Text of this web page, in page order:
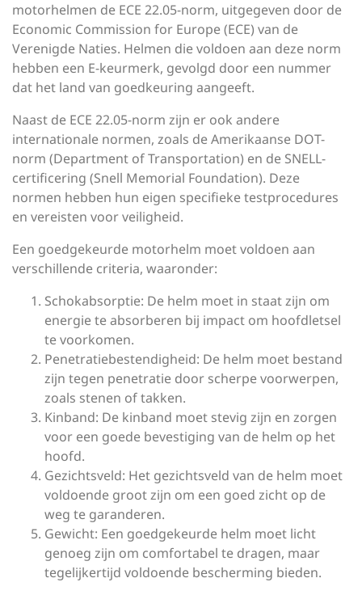
motorhelmen de ECE 22.05-norm, uitgegeven door de
Economic Commission for Europe (ECE) van de
Verenigde Naties. Helmen die voldoen aan deze norm
hebben een E-keurmerk, gevolgd door een nummer
dat het land van goedkeuring aangeeft.
Naast de ECE 22.05-norm zijn er ook andere
internationale normen, zoals de Amerikaanse DOT-
norm (Department of Transportation) en de SNELL-
certificering (Snell Memorial Foundation). Deze
normen hebben hun eigen specifieke testprocedures
en vereisten voor veiligheid.
Een goedgekeurde motorhelm moet voldoen aan
verschillende criteria, waaronder:
Schokabsorptie: De helm moet in staat zijn om
energie te absorberen bij impact om hoofdletsel
te voorkomen.
Penetratiebestendigheid: De helm moet bestand
zijn tegen penetratie door scherpe voorwerpen,
zoals stenen of takken.
Kinband: De kinband moet stevig zijn en zorgen
voor een goede bevestiging van de helm op het
hoofd.
Gezichtsveld: Het gezichtsveld van de helm moet
voldoende groot zijn om een goed zicht op de
weg te garanderen.
Gewicht: Een goedgekeurde helm moet licht
genoeg zijn om comfortabel te dragen, maar
tegelijkertijd voldoende bescherming bieden.